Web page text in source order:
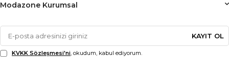
Modazone Kurumsal
KAYIT OL
KVKK Sözleşmesi'ni, okudum, kabul ediyorum.